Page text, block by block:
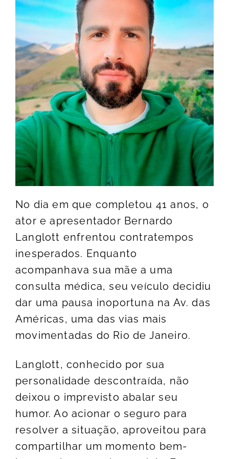
No dia em que completou 41 anos, o
ator e apresentador Bernardo
Langlott enfrentou contratempos
inesperados. Enquanto
acompanhava sua mãe a uma
consulta médica, seu veículo decidiu
dar uma pausa inoportuna na Av. das
Américas, uma das vias mais
movimentadas do Rio de Janeiro.
Langlott, conhecido por sua
personalidade descontraída, não
deixou o imprevisto abalar seu
humor. Ao acionar o seguro para
resolver a situação, aproveitou para
compartilhar um momento bem-